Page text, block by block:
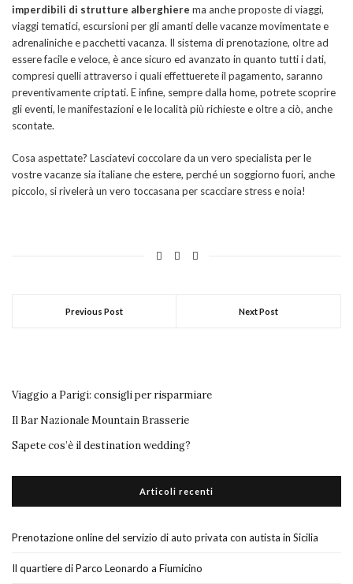
imperdibili di strutture alberghiere ma anche proposte di viaggi,
viaggi tematici, escursioni per gli amanti delle vacanze movimentate e
adrenaliniche e pacchetti vacanza. Il sistema di prenotazione, oltre ad
essere facile e veloce, è ance sicuro ed avanzato in quanto tutti i dati,
compresi quelli attraverso i quali effettuerete il pagamento, saranno
preventivamente criptati. E infine, sempre dalla home, potrete scoprire
gli eventi, le manifestazioni e le località più richieste e oltre a ciò, anche
scontate.
Cosa aspettate? Lasciatevi coccolare da un vero specialista per le
vostre vacanze sia italiane che estere, perché un soggiorno fuori, anche
piccolo, si rivelerà un vero toccasana per scacciare stress e noia!
Previous Post Next Post
Viaggio a Parigi: consigli per risparmiare
Il Bar Nazionale Mountain Brasserie
Sapete cos’è il destination wedding?
Articoli recenti
Prenotazione online del servizio di auto privata con autista in Sicilia
Il quartiere di Parco Leonardo a Fiumicino